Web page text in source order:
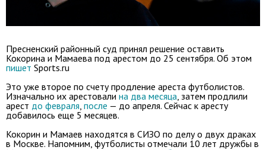
Пресненский районный суд принял решение оставить
Кокорина и Мамаева под арестом до 25 сентября. Об этом
пишет Sports.ru
Это уже второе по счету продление ареста футболистов.
Изначально их арестовали на два месяца, затем продлили
арест до февраля, после — до апреля. Сейчас к аресту
добавилось еще 5 месяцев.
Кокорин и Мамаев находятся в СИЗО по делу о двух драках
в Москве. Напомним, футболисты отмечали 10 лет дружбы в